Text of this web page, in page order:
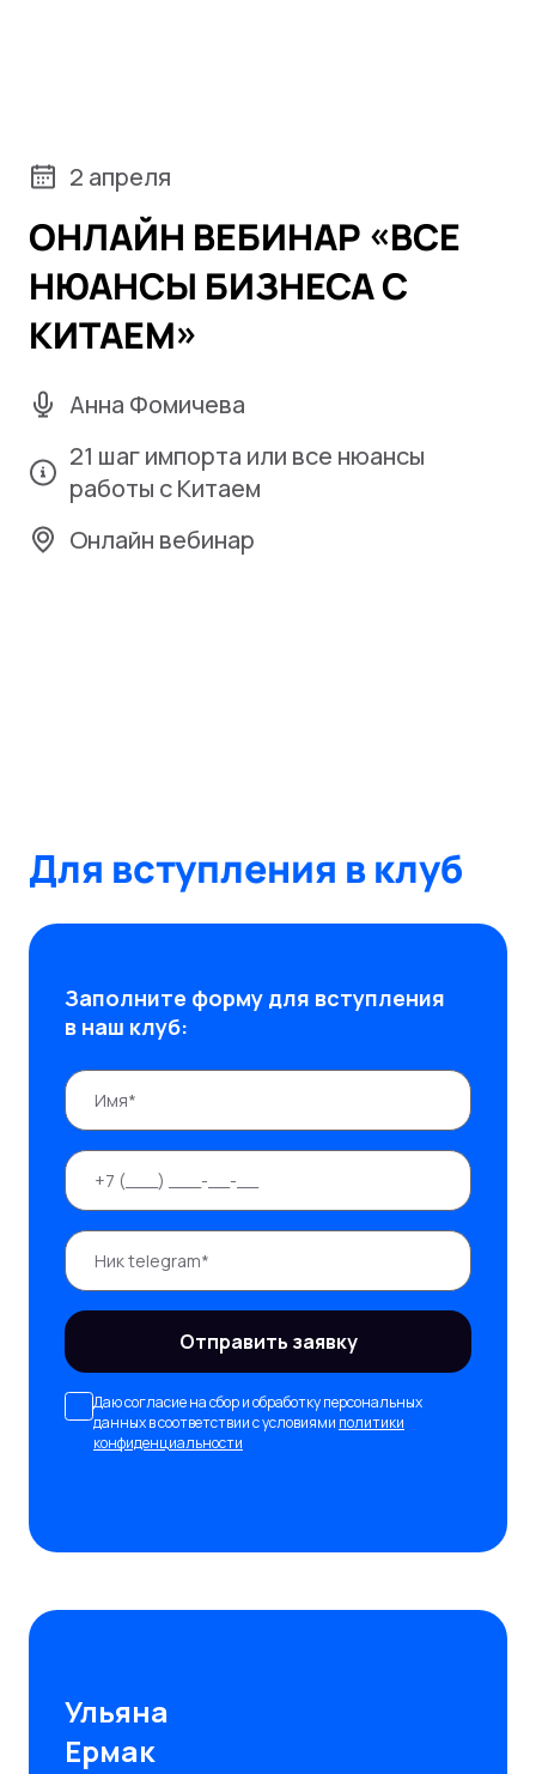
2 апреля
ОНЛАЙН ВЕБИНАР «ВСЕ
НЮАНСЫ БИЗНЕСА С
КИТАЕМ»
Анна Фомичева
21 шаг импорта или все нюансы
работы с Китаем
Онлайн вебинар
Для вступления в клуб
Ульяна
Ермак
Заполните форму для вступления
в наш клуб:
Отправить заявку
Даю согласие на сбор и обработку персональных
данных в соответствии с условиями политики
конфиденциальности